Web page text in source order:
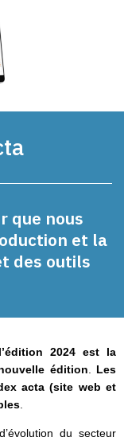
que nous
et la
des outils
l’édition 2024 est la
édition
Les
acta (site web et
du secteur